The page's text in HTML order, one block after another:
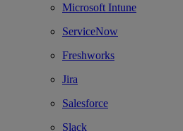
Microsoft Intune
ServiceNow
Freshworks
Jira
Salesforce
Slack